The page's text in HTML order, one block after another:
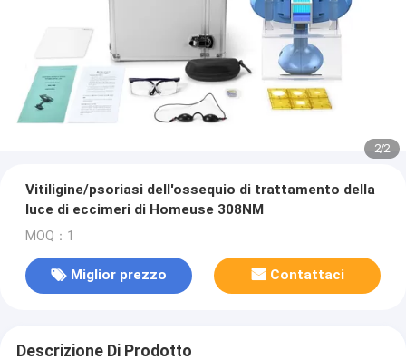
2/2
Vitiligine/psoriasi dell'ossequio di trattamento della
luce di eccimeri di Homeuse 308NM
MOQ：1
Miglior prezzo Contattaci
Descrizione Di Prodotto